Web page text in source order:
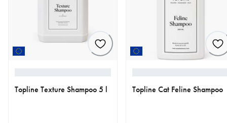
Topline Texture Shampoo 5 l Topline Cat Feline Shampoo